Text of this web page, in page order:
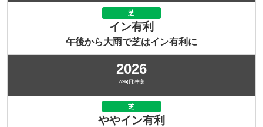
芝
イン有利
午後から大雨で芝はイン有利に
2026
7/26(日)中京
芝
ややイン有利